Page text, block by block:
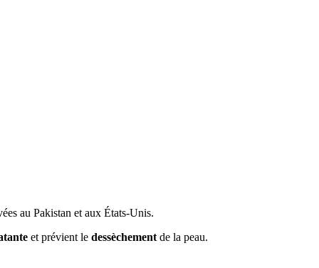
au Pakistan et aux États-Unis.
et prévient le dessèchement de la peau.